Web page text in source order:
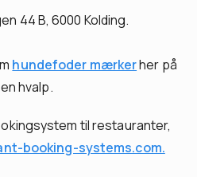
44 B, 6000 Kolding.
hundefoder mærkerher på
hvalp.
til restauranter,
booking-systems.com.